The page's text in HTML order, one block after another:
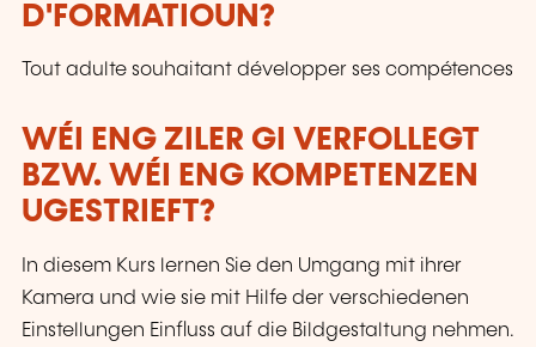
D'FORMATIOUN?
Tout adulte souhaitant développer ses compétences
WÉI ENG ZILER GI VERFOLLEGT
BZW. WÉI ENG KOMPETENZEN
UGESTRIEFT?
In diesem Kurs lernen Sie den Umgang mit ihrer
Kamera und wie sie mit Hilfe der verschiedenen
Einstellungen Einfluss auf die Bildgestaltung nehmen.